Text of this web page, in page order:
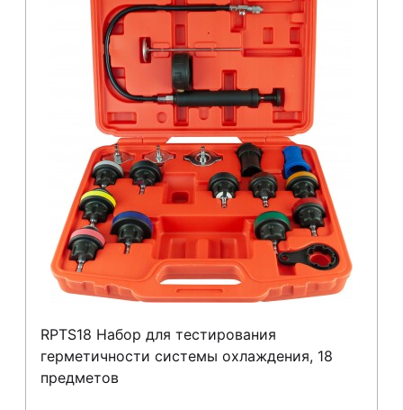
RPTS18 Набор для тестирования
герметичности системы охлаждения, 18
предметов